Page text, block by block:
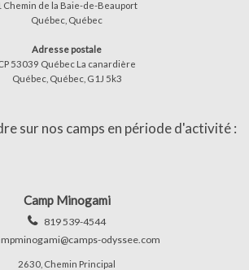
Chemin de la Baie-de-Beauport
Québec, Québec
Adresse postale
53039 Québec La canardière
Québec, Québec, G1J 5k3
sur nos camps en période d'activité :
Camp Minogami
819 539-4544
odyssee.com
2630, Chemin Principal